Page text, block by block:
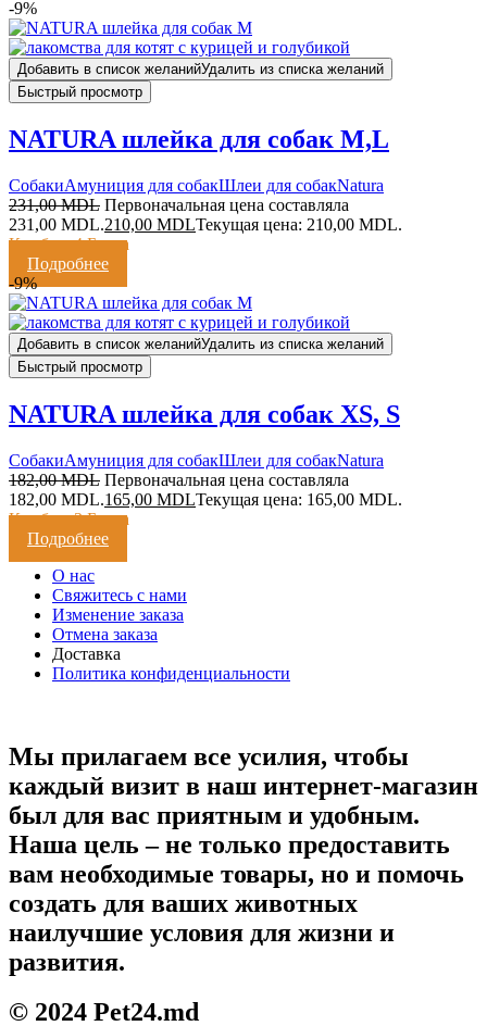
-9%
Добавить в список желанийУдалить из списка желаний
Быстрый просмотр
NATURA шлейка для собак M,L
CобакиАмуниция для собакШлеи для собакNatura
231,00MDL Первоначальная цена составляла
231,00 MDL.210,00 MDLТекущая цена: 210,00 MDL.
Кешбэк:4 Балла
Подробнее
-9%
Добавить в список желанийУдалить из списка желаний
Быстрый просмотр
NATURA шлейка для собак XS, S
CобакиАмуниция для собакШлеи для собакNatura
182,00MDL Первоначальная цена составляла
182,00 MDL.165,00 MDLТекущая цена: 165,00 MDL.
Кешбэк:3 Балла
Подробнее
О нас
Свяжитесь с нами
Изменение заказа
Отмена заказа
Доставка
Политика конфиденциальности
Мы прилагаем все усилия, чтобы
каждый визит в наш интернет-магазин
был для вас приятным и удобным.
Наша цель – не только предоставить
вам необходимые товары, но и помочь
создать для ваших животных
наилучшие условия для жизни и
развития.
© 2024 Pet24.md